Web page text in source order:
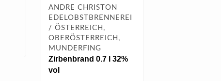
ANDRE CHRISTON
EDELOBSTBRENNEREI
/ ÖSTERREICH,
OBERÖSTERREICH,
MUNDERFING
Zirbenbrand 0.7 l 32%
vol